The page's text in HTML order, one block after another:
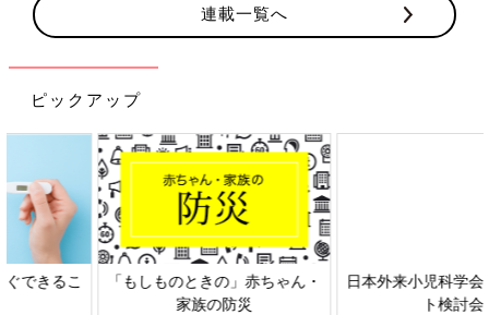
連載一覧へ
ピックアップ
日本外来小児科学会リーフレッ
六星占術 細木かおりさんの人生